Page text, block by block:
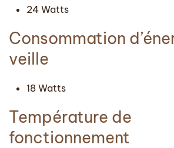
24 Watts
Consommation
veille
18 Watts
Température de
fonctionnement